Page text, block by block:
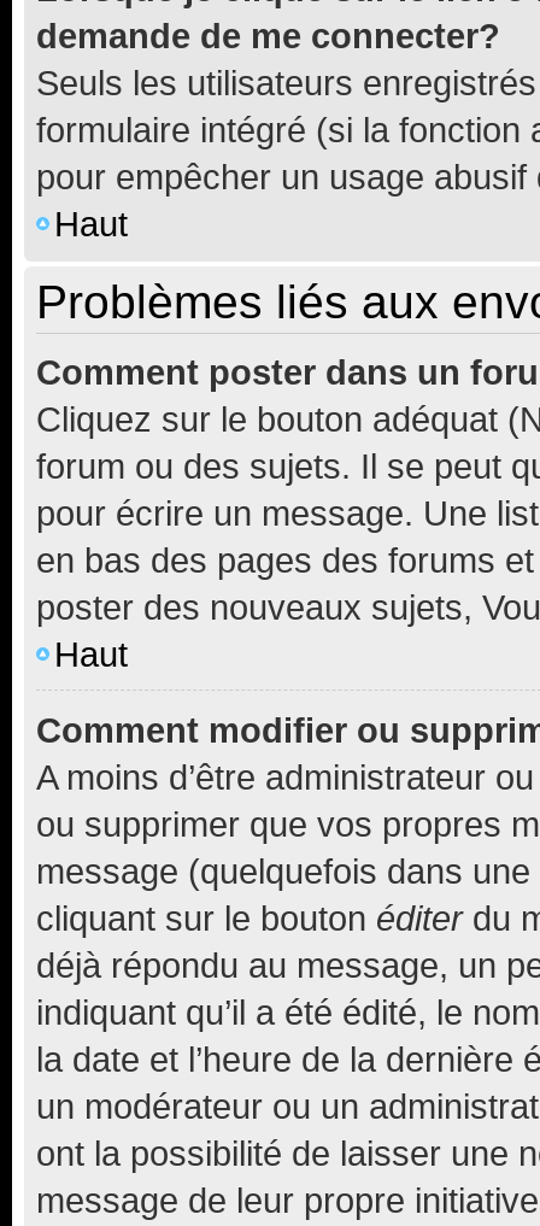
demande de me connecter?
Seuls les utilisateurs
formulaire intégré (si la fonction
pour empêcher un usage
Haut
Problèmes liés aux
Comment poster dans un
Cliquez sur le bouton adéquat
forum ou des sujets. Il se peut
pour écrire un message. Une
en bas des pages des forums
poster des nouveaux sujets,
Haut
Comment modifier ou
A moins d’être administrateur
ou supprimer que vos propres
message (quelquefois dans
cliquant sur le bouton éditerdu
déjà répondu au message, un
indiquant qu’il a été édité, le
la date et l’heure de la dernière
un modérateur ou un
ont la possibilité de laisser une
message de leur propre